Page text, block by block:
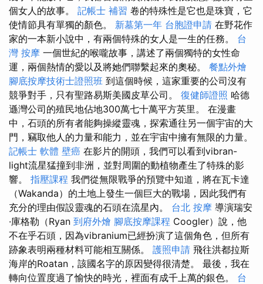
個女人的故事。 記帳士 補習 卷的特殊性是它也是珠寶，它
使情節具有單獨的顏色。 新墓第一年 台胞證申請 在野花作
家的一本新小說中，有兩個特殊的女人是一生的任務。 台
灣 按摩 一個世紀的喉嚨故事，講述了兩個獨特的女性命
運，兩個熱情的愛以及將她們聯繫起來的奧秘。 餐點外燴
腳底按摩技術士證照班 到這個時候，這家重要的公司沒有
競爭對手，只有聖路易斯美國皮草公司。 復健師證照 哈德
遜灣公司的殖民地佔地300萬七十萬平方英里。 在漫畫
中，石頭的所有者能夠操縱靈魂，探索通往另一個宇宙的大
門，竊取他人的力量和能力，並在宇宙中擁有無限的力量。
記帳士 軟體 壁癌 在影片的開頭，我們可以看到vibran-
light流星猛撞到非洲，並對周圍的動植物產生了特殊的影
響。 指壓課程 我們從無限戰爭的預覽中知道，將在瓦卡達
（Wakanda）的土地上發生一個巨大的戰場，因此我們有
充分的理由假設靈魂的石頭在流星內。 台北 按摩 導演瑞安
·庫格勒（Ryan 到府外燴 腳底按摩課程 Coogler）說，他
不在乎石頭，因為vibranium已經扮演了這個角色，但所有
跡象表明兩種材料可能相互關係。 護照申請 飛往洪都拉斯
海岸的Roatan，該國名字的原因變得很清楚。 最後，我在
轉向位置度過了愉快的時光，裡面有成千上萬的銀色。 台